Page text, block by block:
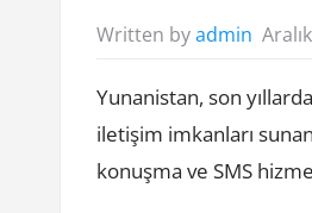
Written byadmin
Yunanistan, son
iletişim imkanları
konuşma ve SMS